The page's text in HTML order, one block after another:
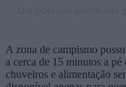
A zona de campismo
a cerca de 15 minutos a
chuveiros e alimentação